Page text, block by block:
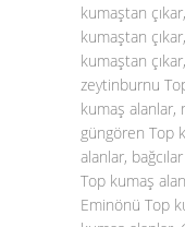
kumaştan
kumaştan
kumaştan
zeytinburnu
kumaş alanlar,
güngören Top
alanlar,
Top kumaş
Eminönü Top